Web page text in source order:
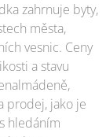
zahrnuje byty,
města,
vesnic. Ceny
a stavu
prodej, jako je
hledáním